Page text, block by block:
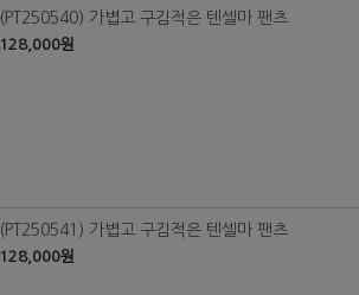
(PT250540) 가볍고 구김적은 텐셀마 팬츠
128,000원
(PT250541) 가볍고 구김적은 텐셀마 팬츠
128,000원